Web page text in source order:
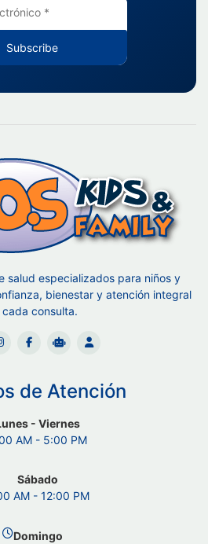
Subscribe
salud especializados para niños y
bienestar y atención integral
cada consulta.
de Atención
- Viernes
AM - 5:00 PM
Sábado
AM - 12:00 PM
Domingo